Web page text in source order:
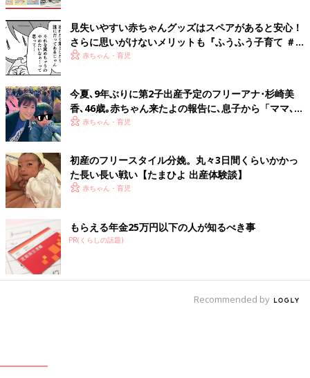
「狭くても通れるから、と家具や荷物を置くと避難経路をふさい
でしまうことに。家具を置く場合は、日常的に掃除や片づけがし
やすく、家族が動きやすい配置にしましょう」（松山さん）
【ポイント2】観葉植物で自宅に自然を取り込む
見失いやすい赤ちゃんグッズはスペアがあると安心！
さらに思いがけないメリットも『ふうふう子育て ＃
56』赤ちゃん・育児
今夏､9年ぶりに第2子出産予定のフリーアナ･杉崎美
香､46歳｡赤ちゃん来たよの報告に､息子から「ママ､赤
ちゃん産んでも死なないよね？」と
赤ちゃん・育児
初産のフリースタイル分娩。丸々3日間くらいかかっ
た長い長い戦い【たまひよ 出産体験談】
赤ちゃん・育児
もらえる年金25万円以下の人が知るべき事
PR(くらしの話題)
Recommended by